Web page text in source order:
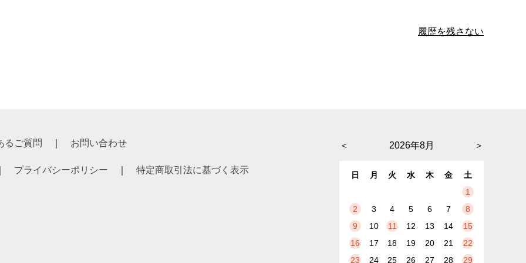
履歴を残さない
るご質問 お問い合わせ
プライバシーポリシー 特定商取引法に基づく表示
＜ ＞
2026年8月
日 月 火 水 木 金
土
1
2
3 4 5 6 7
8
9
10 11 12 13 14
15
16
17 18 19 20 21
22
23
24 25 26 27 28 29